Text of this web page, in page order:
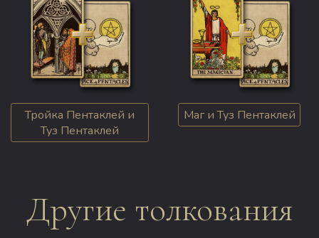
Тройка Пентаклей и
Туз Пентаклей
Маг и Туз Пентаклей
Другие толкования